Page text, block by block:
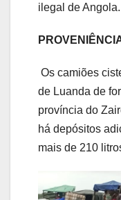
ilegal de Angola.
Os camiões
de Luanda de
província do
há depósitos
mais de 210